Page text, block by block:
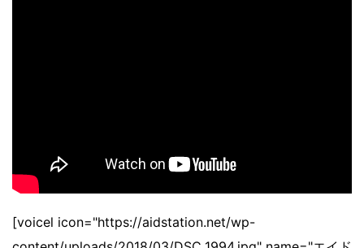
[voicel icon="https://aidstation.net/wp-